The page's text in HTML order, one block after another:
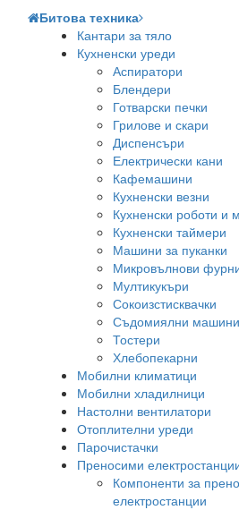
Битова техника
Кантари за тяло
Кухненски уреди
Аспиратори
Блендери
Готварски печки
Грилове и скари
Диспенсъри
Електрически кани
Кафемашини
Кухненски везни
Кухненски роботи и
Кухненски таймери
Машини за пуканки
Микровълнови
Мултикукъри
Сокоизстисквачки
Съдомиялни машини
Тостери
Хлебопекарни
Мобилни климатици
Мобилни хладилници
Настолни вентилатори
Отоплителни уреди
Парочистачки
Преносими
Компоненти за
електростанции